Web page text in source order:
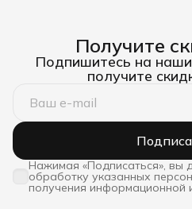
Получите
Подпишитесь на
получите
Нажимая «Подписаться», вы
обработку указанных
получения информационной